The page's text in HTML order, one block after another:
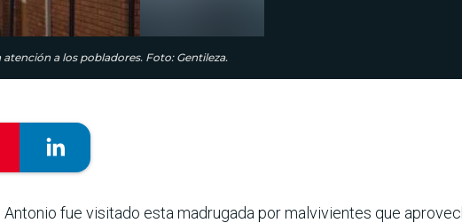
a los pobladores. Foto: Gentileza.
fue visitado esta madrugada por malvivientes que